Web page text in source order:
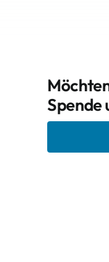
Spende